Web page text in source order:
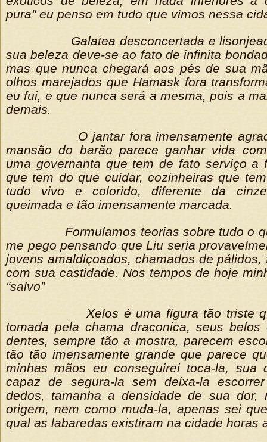
pura" eu penso em tudo que vimos nessa
Galatea desconcertada e
sua beleza deve-se ao fato de infinita
mas que nunca chegará aos pés de sua
olhos marejados que Hamask fora
eu fui, e que nunca será a mesma, pois a
demais.
O jantar fora imensamente
mansão do barão parece ganhar vida
uma governanta que tem de fato serviço a
que tem do que cuidar, cozinheiras que
tudo vivo e colorido, diferente da
queimada e tão imensamente marcada.
Formulamos teorias sobre tudo o
me pego pensando que Liu seria
jovens amaldiçoados, chamados de pálidos,
com sua castidade. Nos tempos de hoje
“salvo”
Xelos é uma figura tão triste
tomada pela chama draconica, seus
dentes, sempre tão a mostra, parecem
tão tão imensamente grande que parece
minhas mãos eu conseguirei toca-la, sua
capaz de segura-la sem deixa-la
dedos, tamanha a densidade de sua dor,
origem, nem como muda-la, apenas sei
qual as labaredas existiram na cidade horas